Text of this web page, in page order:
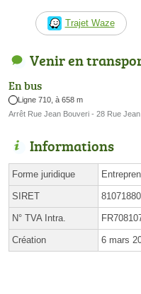
Trajet Waze
Venir en
En bus
Ligne 710, à 658 m
Arrêt Rue Jean Bouveri - 28 Rue
Informations
Forme juridique
SIRET
N° TVA Intra.
Création 6 mars